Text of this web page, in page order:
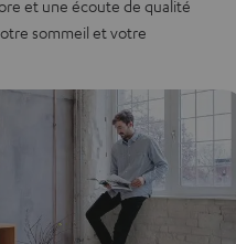
et une écoute de qualité
sommeil et votre